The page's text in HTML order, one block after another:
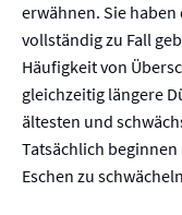
erwähnen. Sie
vollständig zu Fall
Häufigkeit von
gleichzeitig längere
ältesten und
Tatsächlich
Eschen zu